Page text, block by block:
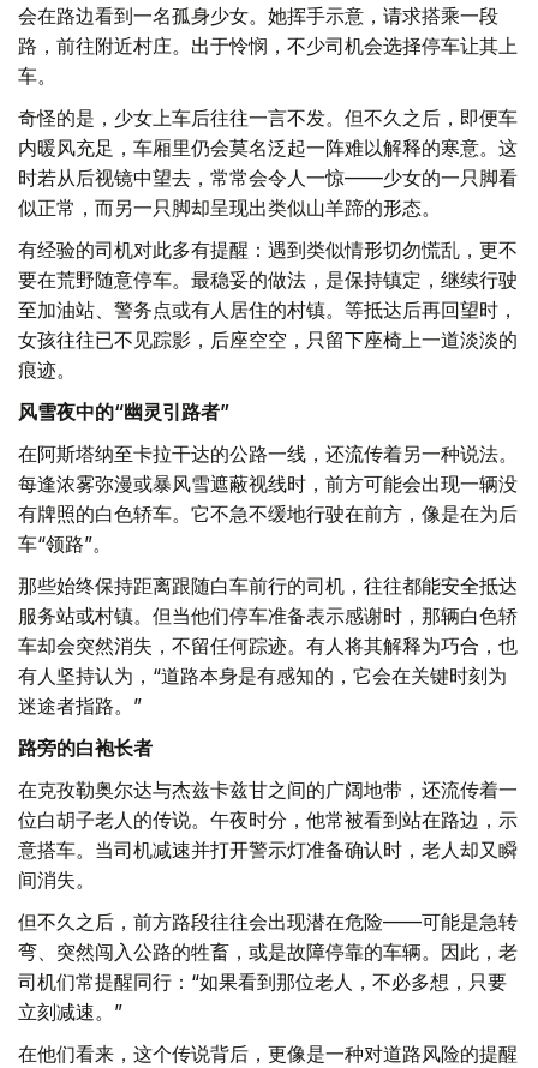
会在路边看到一名孤身少女。她挥手示意，请求搭乘一段
路，前往附近村庄。出于怜悯，不少司机会选择停车让其上
车。
奇怪的是，少女上车后往往一言不发。但不久之后，即便车
内暖风充足，车厢里仍会莫名泛起一阵难以解释的寒意。这
时若从后视镜中望去，常常会令人一惊——少女的一只脚看
似正常，而另一只脚却呈现出类似山羊蹄的形态。
有经验的司机对此多有提醒：遇到类似情形切勿慌乱，更不
要在荒野随意停车。最稳妥的做法，是保持镇定，继续行驶
至加油站、警务点或有人居住的村镇。等抵达后再回望时，
女孩往往已不见踪影，后座空空，只留下座椅上一道淡淡的
痕迹。
风雪夜中的“幽灵引路者”
在阿斯塔纳至卡拉干达的公路一线，还流传着另一种说法。
每逢浓雾弥漫或暴风雪遮蔽视线时，前方可能会出现一辆没
有牌照的白色轿车。它不急不缓地行驶在前方，像是在为后
车“领路”。
那些始终保持距离跟随白车前行的司机，往往都能安全抵达
服务站或村镇。但当他们停车准备表示感谢时，那辆白色轿
车却会突然消失，不留任何踪迹。有人将其解释为巧合，也
有人坚持认为，“道路本身是有感知的，它会在关键时刻为
迷途者指路。”
路旁的白袍长者
在克孜勒奥尔达与杰兹卡兹甘之间的广阔地带，还流传着一
位白胡子老人的传说。午夜时分，他常被看到站在路边，示
意搭车。当司机减速并打开警示灯准备确认时，老人却又瞬
间消失。
但不久之后，前方路段往往会出现潜在危险——可能是急转
弯、突然闯入公路的牲畜，或是故障停靠的车辆。因此，老
司机们常提醒同行：“如果看到那位老人，不必多想，只要
立刻减速。”
在他们看来，这个传说背后，更像是一种对道路风险的提醒